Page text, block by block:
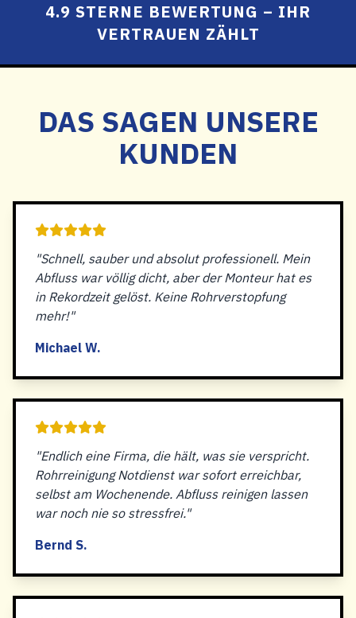
4.9 STERNE BEWERTUNG – IHR
VERTRAUEN ZÄHLT
DAS SAGEN UNSERE
KUNDEN
"Schnell, sauber und absolut professionell. Mein
Abfluss war völlig dicht, aber der Monteur hat es
in Rekordzeit gelöst. Keine Rohrverstopfung
mehr!"
Michael W.
"Endlich eine Firma, die hält, was sie verspricht.
Rohrreinigung Notdienst war sofort erreichbar,
selbst am Wochenende. Abfluss reinigen lassen
war noch nie so stressfrei."
Bernd S.